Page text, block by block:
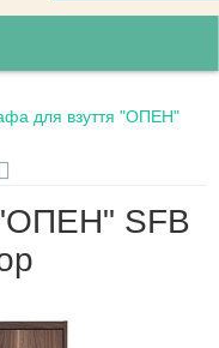
для взуття "ОПЕН"
SFB